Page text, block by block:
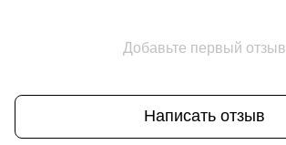
Добавьте первый отзыв
Написать отзыв